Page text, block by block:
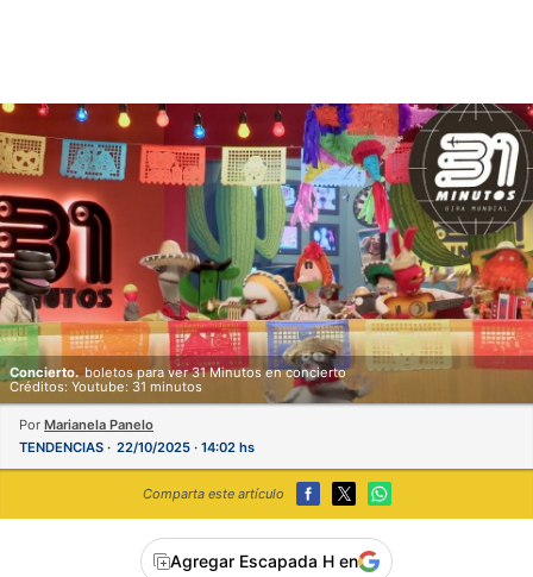
Concierto. boletos para ver 31 Minutos en concierto
Créditos: Youtube: 31 minutos
Por Marianela Panelo
TENDENCIAS
22/10/2025 · 14:02 hs
Comparta este artículo
Agregar Escapada H en